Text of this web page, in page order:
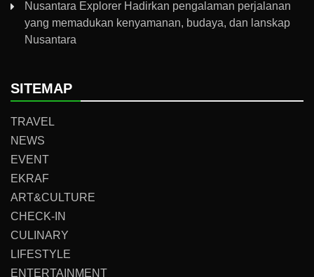
Nusantara Explorer Hadirkan pengalaman perjalanan
yang memadukan kenyamanan, budaya, dan lanskap
Nusantara
SITEMAP
TRAVEL
NEWS
EVENT
EKRAF
ART&CULTURE
CHECK-IN
CULINARY
LIFESTYLE
ENTERTAINMENT